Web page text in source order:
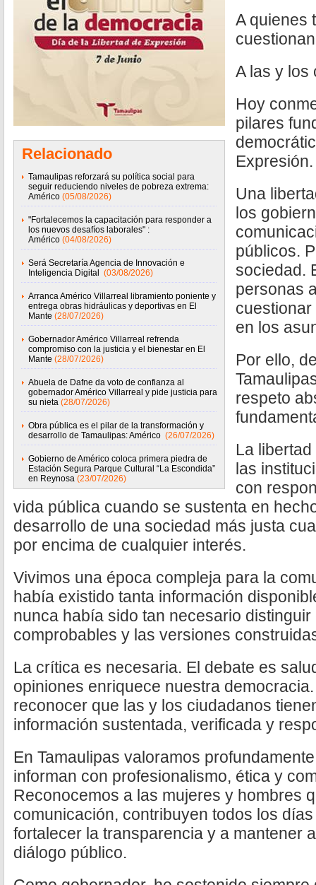
Relacionado
Tamaulipas reforzará su política social para
seguir reduciendo niveles de pobreza extrema:
Américo (05/08/2026)
"Fortalecemos la capacitación para responder a
los nuevos desafíos laborales" :
Américo (04/08/2026)
Será Secretaría Agencia de Innovación e
Inteligencia Digital
(03/08/2026)
Arranca Américo Villarreal libramiento poniente y
entrega obras hidráulicas y deportivas en El
Mante (28/07/2026)
Gobernador Américo Villarreal refrenda
compromiso con la justicia y el bienestar en El
Mante (28/07/2026)
Abuela de Dafne da voto de confianza al
gobernador Américo Villarreal y pide justicia para
su nieta (28/07/2026)
Obra pública es el pilar de la transformación y
desarrollo de Tamaulipas: Américo (26/07/2026)
Gobierno de Américo coloca primera piedra de
Estación Segura Parque Cultural “La Escondida”
en Reynosa (23/07/2026)
A quienes
A las y los
Hoy
pilares
Expresión.
Una
los
públicos.
sociedad.
personas
en los
Por ello,
respeto
La
las
con
vida pública cuando se sustenta en
desarrollo de una sociedad más justa
por encima de cualquier interés.
Vivimos una época compleja para la
había existido tanta información
nunca había sido tan necesario
comprobables y las versiones
La crítica es necesaria. El debate es
opiniones enriquece nuestra
reconocer que las y los ciudadanos
información sustentada, verificada y
En Tamaulipas valoramos
informan con profesionalismo, ética y
Reconocemos a las mujeres y hombres
comunicación, contribuyen todos los
fortalecer la transparencia y a mantener
diálogo público.